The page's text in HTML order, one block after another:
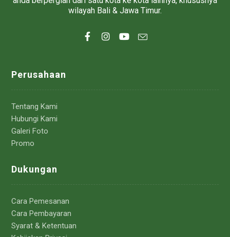
wilayah Bali & Jawa Timur.
Perusahaan
Tentang Kami
Hubungi Kami
Galeri Foto
Promo
Dukungan
Cara Pemesanan
Cara Pembayaran
Syarat & Ketentuan